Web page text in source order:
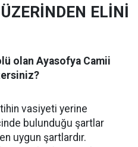
ELİNİ
olan Ayasofya Camii
vasiyeti yerine
bulunduğu şartlar
uygun şartlardır.